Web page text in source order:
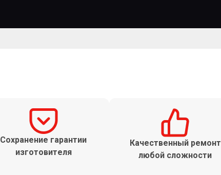
Сохранение гарантии
изготовителя
Качественный ремонт
любой сложности